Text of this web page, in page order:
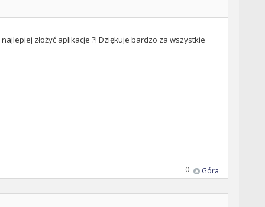
złożyć aplikacje ?! Dziękuje bardzo za wszystkie
Góra
0